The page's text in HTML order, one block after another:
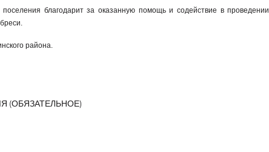
поселения благодарит за оказанную помощь и содействие в проведении
района.
(ОБЯЗАТЕЛЬНОЕ)